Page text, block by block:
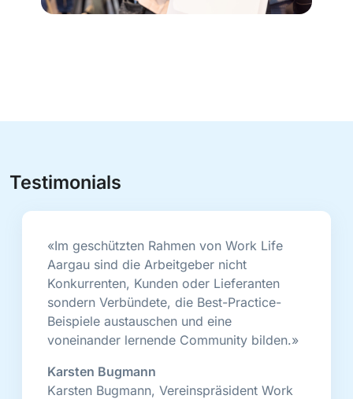
Testimonials
«Im geschützten Rahmen von Work Life
Aargau sind die Arbeitgeber nicht
Konkurrenten, Kunden oder Lieferanten
sondern Verbündete, die Best-Practice-
Beispiele austauschen und eine
voneinander lernende Community bilden.»
Karsten Bugmann
Karsten Bugmann, Vereinspräsident Work